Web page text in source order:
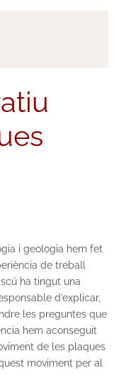
i geologia hem fet
de treball
ha tingut una
d’explicar,
les preguntes que
hem aconseguit
de les plaques
moviment per al